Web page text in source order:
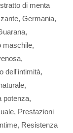
di menta
, Germania,
,
maschile,
,
dell'intimità,
,
potenza,
, Prestazioni
, Resistenza